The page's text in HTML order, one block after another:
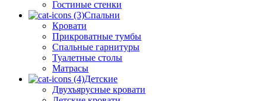
Гостиные стенки
Спальни
Кровати
Прикроватные тумбы
Спальные гарнитуры
Туалетные столы
Матрасы
Детские
Двухъярусные кровати